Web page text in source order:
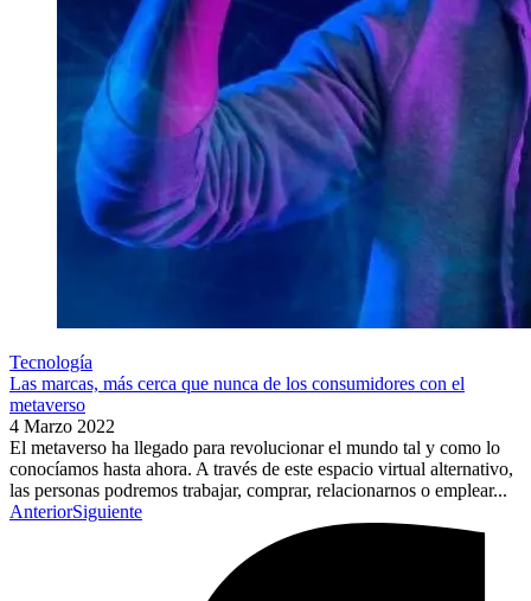
Tecnología
Las marcas, más cerca que nunca de los consumidores con el
metaverso
4 Marzo 2022
El metaverso ha llegado para revolucionar el mundo tal y como lo
conocíamos hasta ahora. A través de este espacio virtual alternativo,
las personas podremos trabajar, comprar, relacionarnos o emplear...
AnteriorSiguiente